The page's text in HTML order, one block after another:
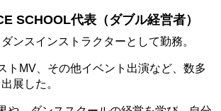
SCHOOL代表（ダブル経営者）
ンスインストラクターとして勤務。
MV、その他イベント出演など、数多
展した。